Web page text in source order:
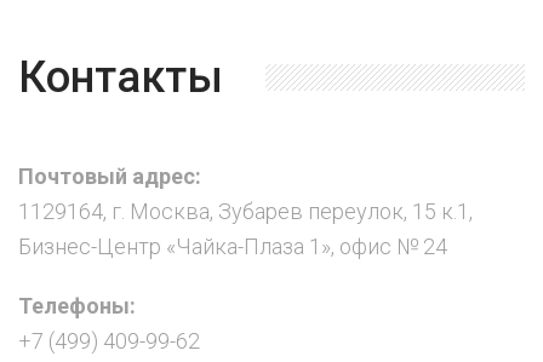
Контакты
Почтовый адрес:
1129164, г. Москва, Зубарев переулок, 15 к.1,
Бизнес-Центр «Чайка-Плаза 1», офис № 24
Телефоны:
+7 (499) 409-99-62